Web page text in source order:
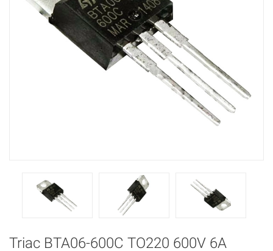
Triac BTA06-600C TO220 600V 6A